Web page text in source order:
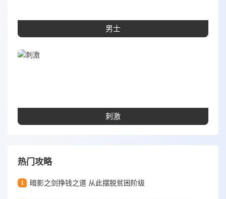
男士
刺激
热门攻略
1 暗影之剑挣钱之道 从此摆脱贫困阶级